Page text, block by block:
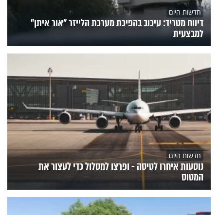
חדשות היום
דיווח מטריד: עיכוב בהפיכת מערכת הלייזר "אור איתן"
למבצעית
חדשות היום
נוסעות איחרו לטיסה - ופרצו למסלול כדי לעצור את
המטוס